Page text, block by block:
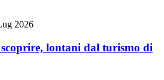
2026
lontani dal turismo di